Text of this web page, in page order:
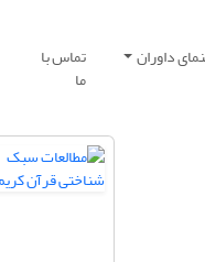
داوران تماس با
ما